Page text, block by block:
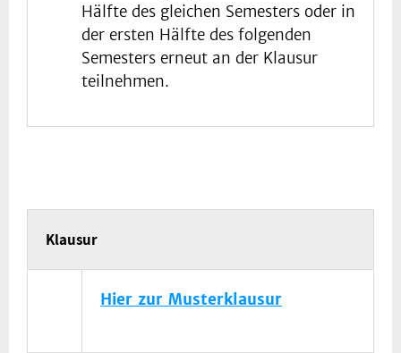
Hälfte des gleichen Semesters oder in
der ersten Hälfte des folgenden
Semesters erneut an der Klausur
teilnehmen.
Klausur
Hier zur Musterklausur